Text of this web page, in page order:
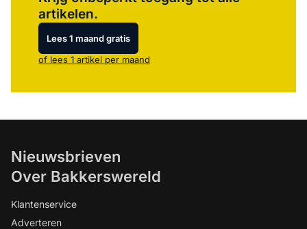
artikelen.
Lees 1 maand gratis
of lees 1 artikel per maand
Nieuwsbrieven
Over Bakkerswereld
Klantenservice
Adverteren